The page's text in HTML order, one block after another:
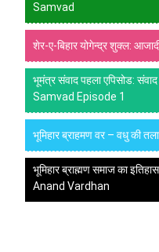
Samvad
शेर-ए-बिहार योगेन्द्र शुक्ल:
भूमंत्र संवाद पहला एपिसोड:
Samvad Episode 1
भूमिहार ब्राहमण वर – वधु की
भूमिहार ब्राह्मण समाज का
Anand Vardhan